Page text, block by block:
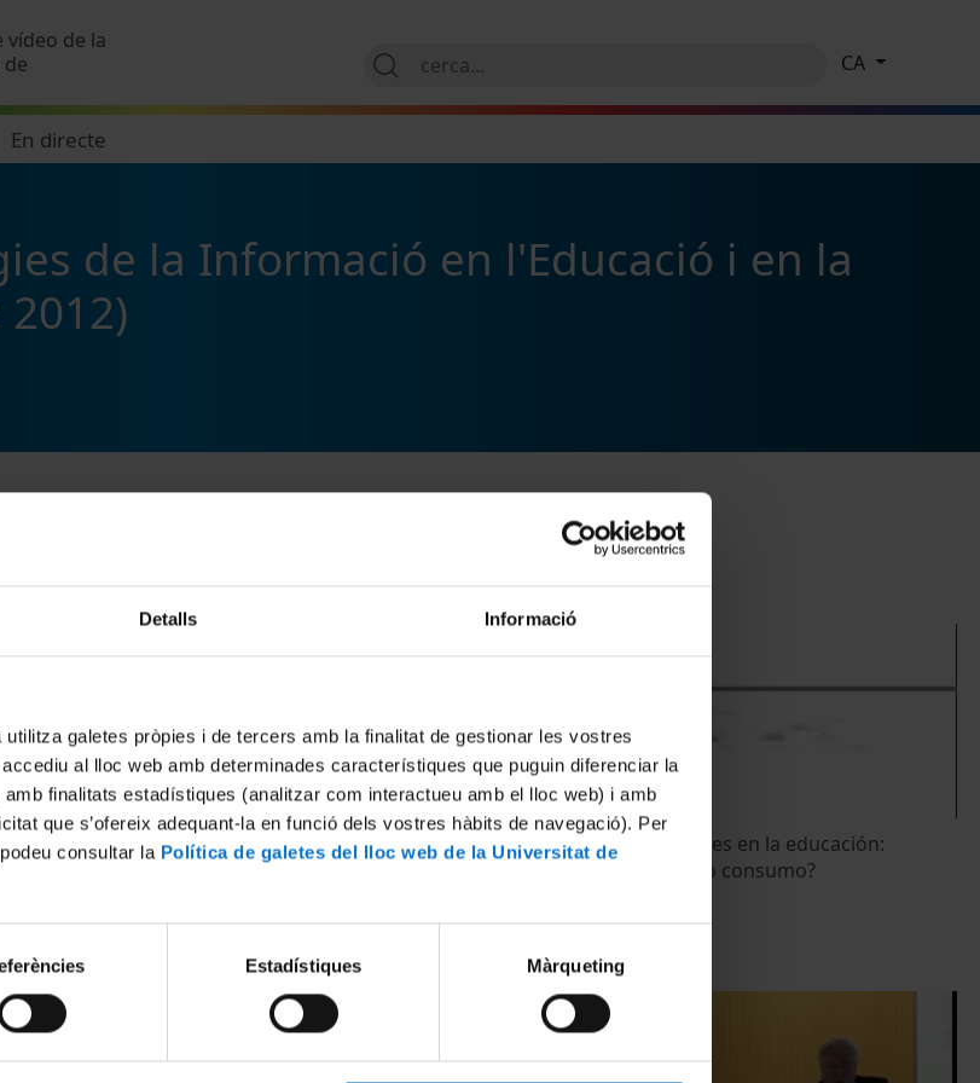
Detalls Informació
galetes pròpies i de tercers amb la finalitat de gestionar les vostres
al lloc web amb determinades característiques que puguin diferenciar la
finalitats estadístiques (analitzar com interactueu amb el lloc web) i amb
que s’ofereix adequant-la en funció dels vostres hàbits de navegació). Per
consultar la Política de galetes del lloc web de la Universitat de
Estadístiques Màrqueting
vídeo de la
En directe
CA
de la Informació en l'Educació i en la
la
20 años en
Social media, social learning? Considering
the limits of the 'social turn' in
1 febrer, 2012
Prótesis digitales en la educación:
¿oportunidad o consumo?